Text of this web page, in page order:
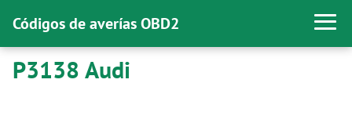
Códigos de averías OBD2
P3138 Audi